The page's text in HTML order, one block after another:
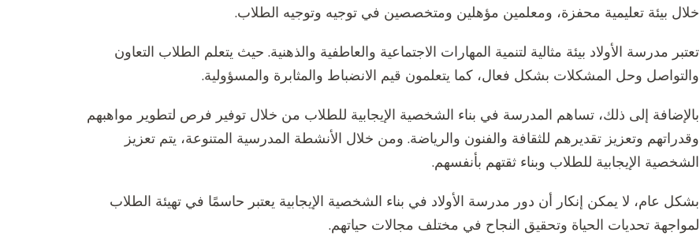
خلال بيئة تعليمية محفزة، ومعلمين مؤهلين ومتخصصين في توجيه وتوجيه الطلاب.
تعتبر مدرسة الأولاد بيئة مثالية لتنمية المهارات الاجتماعية والعاطفية والذهنية. حيث يتعلم الطلاب التعاون
والتواصل وحل المشكلات بشكل فعال، كما يتعلمون قيم الانضباط والمثابرة والمسؤولية.
بالإضافة إلى ذلك، تساهم المدرسة في بناء الشخصية الإيجابية للطلاب من خلال توفير فرص لتطوير مواهبهم
وقدراتهم وتعزيز تقديرهم للثقافة والفنون والرياضة. ومن خلال الأنشطة المدرسية المتنوعة، يتم تعزيز
الشخصية الإيجابية للطلاب وبناء ثقتهم بأنفسهم.
بشكل عام، لا يمكن إنكار أن دور مدرسة الأولاد في بناء الشخصية الإيجابية يعتبر حاسمًا في تهيئة الطلاب
لمواجهة تحديات الحياة وتحقيق النجاح في مختلف مجالات حياتهم.